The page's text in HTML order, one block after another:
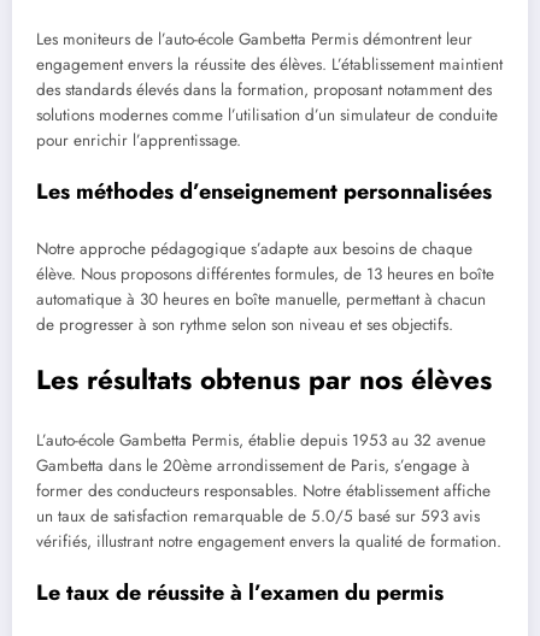
Les moniteurs de l’auto-école Gambetta Permis démontrent leur
engagement envers la réussite des élèves. L’établissement maintient
des standards élevés dans la formation, proposant notamment des
solutions modernes comme l’utilisation d’un simulateur de conduite
pour enrichir l’apprentissage.
Les méthodes d’enseignement personnalisées
Notre approche pédagogique s’adapte aux besoins de chaque
élève. Nous proposons différentes formules, de 13 heures en boîte
automatique à 30 heures en boîte manuelle, permettant à chacun
de progresser à son rythme selon son niveau et ses objectifs.
Les résultats obtenus par nos élèves
L’auto-école Gambetta Permis, établie depuis 1953 au 32 avenue
Gambetta dans le 20ème arrondissement de Paris, s’engage à
former des conducteurs responsables. Notre établissement affiche
un taux de satisfaction remarquable de 5.0/5 basé sur 593 avis
vérifiés, illustrant notre engagement envers la qualité de formation.
Le taux de réussite à l’examen du permis